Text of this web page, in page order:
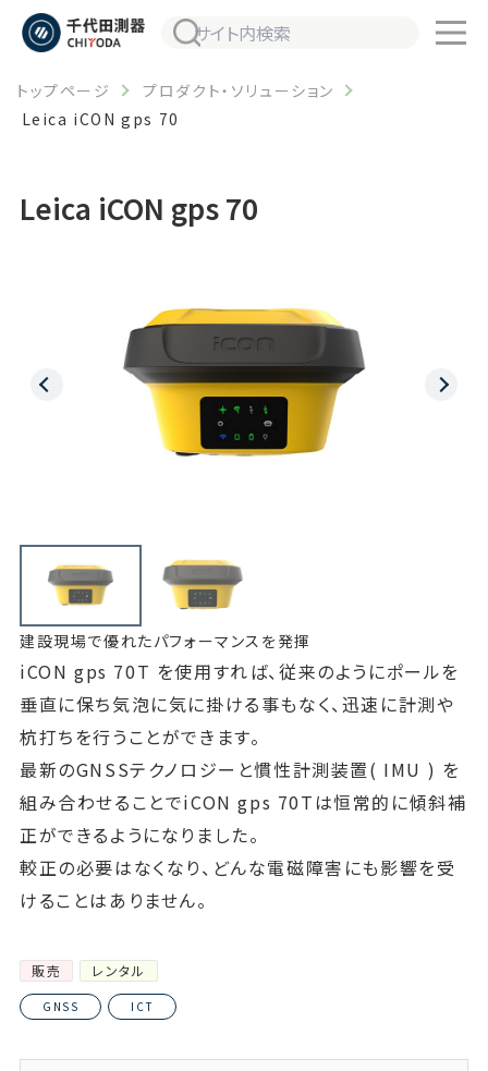
トップページ
プロダクト・ソリューション
Leica iCON gps 70
Leica iCON gps 70
建設現場で優れたパフォーマンスを発揮
iCON gps 70T を使用すれば、従来のようにポールを
垂直に保ち気泡に気に掛ける事もなく、迅速に計測や
杭打ちを行うことができます。
最新のGNSSテクノロジーと慣性計測装置( IMU ) を
組み合わせることでiCON gps 70Tは恒常的に傾斜補
正ができるようになりました。
較正の必要はなくなり、どんな電磁障害にも影響を受
けることはありません。
販売 レンタル
GNSS ICT